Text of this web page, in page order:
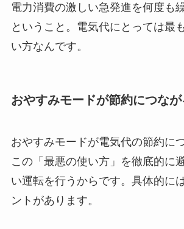
電力消費の激しい急発進を何度も
ということ。電気代にとっては最
い方なんです。
おやすみモードが節約につな
おやすみモードが電気代の節約に
この「最悪の使い方」を徹底的に
い運転を行うからです。具体的に
ントがあります。